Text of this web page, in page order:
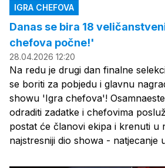
IGRA CHEFOVA
Danas se bira 18
chefova počne!'
28.04.2026 12:20
Na redu je drugi dan finalne
se boriti za pobjedu i glavnu
showu 'Igra chefova'!
odraditi zadatke i chefovima
postat će članovi ekipa i krenuti u
najstresniji dio showa - natjecanje